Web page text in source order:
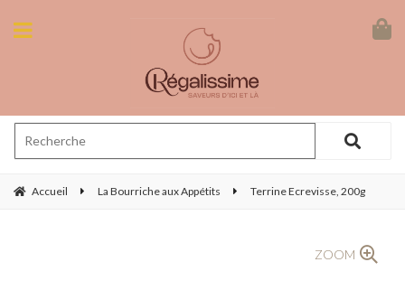
Accueil La Bourriche aux Appétits Terrine Ecrevisse, 200g
ZOOM